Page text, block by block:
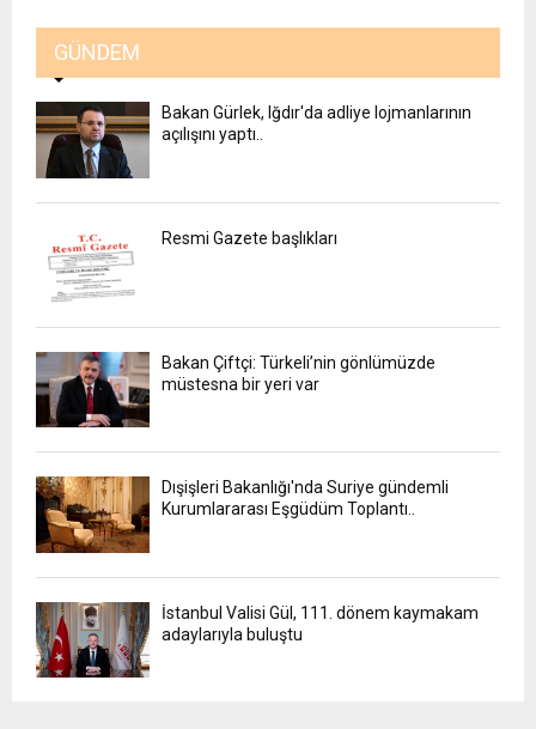
GÜNDEM
Bakan Gürlek, Iğdır'da adliye lojmanlarının
açılışını yaptı..
Resmi Gazete başlıkları
Bakan Çiftçi: Türkeli’nin gönlümüzde
müstesna bir yeri var
Dışişleri Bakanlığı'nda Suriye gündemli
Kurumlararası Eşgüdüm Toplantı..
İstanbul Valisi Gül, 111. dönem kaymakam
adaylarıyla buluştu